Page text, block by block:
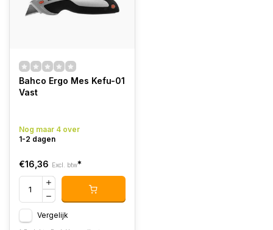
Bahco Ergo Mes Kefu-01
Vast
Nog maar 4 over
1-2 dagen
€16,36 Excl. btw*
Vergelijk